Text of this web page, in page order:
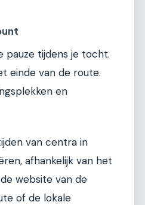
pauze tijdens je tocht.
einde van de route.
en
van centra in
afhankelijk van het
website van de
of de lokale